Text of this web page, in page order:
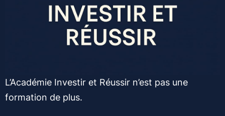
L’Académie Investir et Réussir n’est pas une
formation de plus.